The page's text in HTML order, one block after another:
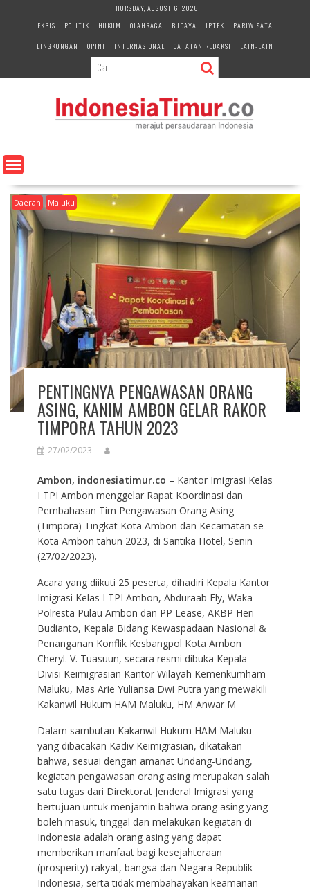
e
n
THURSDAY, AUGUST 6, 2026
EKBIS
POLITIK HUKUM OLAHRAGA BUDAYA IPTEK
PARIWISATA
LINGKUNGAN
OPINI INTERNASIONAL CATATAN REDAKSI LAIN-LAIN
Daerah Maluku
PENTINGNYA PENGAWASAN ORANG
ASING, KANIM AMBON GELAR RAKOR
TIMPORA TAHUN 2023
27/02/2023
Ambon, indonesiatimur.co – Kantor Imigrasi Kelas
I TPI Ambon menggelar Rapat Koordinasi dan
Pembahasan Tim Pengawasan Orang Asing
(Timpora) Tingkat Kota Ambon dan Kecamatan se-
Kota Ambon tahun 2023, di Santika Hotel, Senin
(27/02/2023).
Acara yang diikuti 25 peserta, dihadiri Kepala Kantor
Imigrasi Kelas I TPI Ambon, Abduraab Ely, Waka
Polresta Pulau Ambon dan PP Lease, AKBP Heri
Budianto, Kepala Bidang Kewaspadaan Nasional &
Penanganan Konflik Kesbangpol Kota Ambon
Cheryl. V. Tuasuun, secara resmi dibuka Kepala
Divisi Keimigrasian Kantor Wilayah Kemenkumham
Maluku, Mas Arie Yuliansa Dwi Putra yang mewakili
Kakanwil Hukum HAM Maluku, HM Anwar M
Dalam sambutan Kakanwil Hukum HAM Maluku
yang dibacakan Kadiv Keimigrasian, dikatakan
bahwa, sesuai dengan amanat Undang-Undang,
kegiatan pengawasan orang asing merupakan salah
satu tugas dari Direktorat Jenderal Imigrasi yang
bertujuan untuk menjamin bahwa orang asing yang
boleh masuk, tinggal dan melakukan kegiatan di
Indonesia adalah orang asing yang dapat
memberikan manfaat bagi kesejahteraan
(prosperity) rakyat, bangsa dan Negara Republik
Indonesia, serta tidak membahayakan keamanan